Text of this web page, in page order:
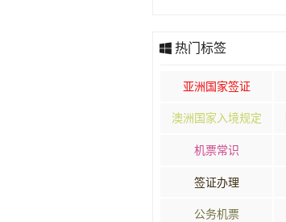
热门标签
亚洲国家签证
澳洲国家入境规定
机票常识
签证办理
公务机票